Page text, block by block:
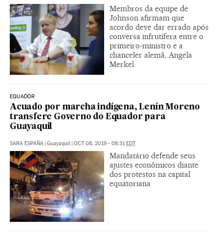
Membros da equipe de
Johnson afirmam que
acordo deve dar errado após
conversa infrutífera entre o
primeiro-ministro e a
chanceler alemã, Angela
Merkel
EQUADOR
Acuado por marcha indígena, Lenín Moreno
transfere Governo do Equador para
Guayaquil
SARA ESPAÑA | Guayaquil | OCT 08, 2019 - 08:31EDT
Mandatário defende seus
ajustes econômicos diante
dos protestos na capital
equatoriana